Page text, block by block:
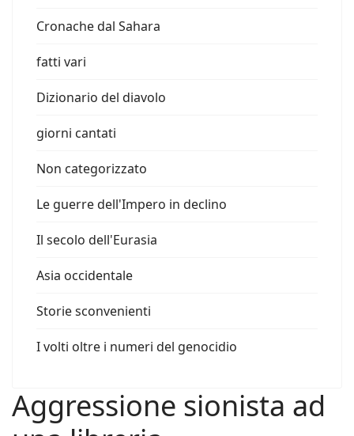
Cronache dal Sahara
fatti vari
Dizionario del diavolo
giorni cantati
Non categorizzato
Le guerre dell'Impero in declino
Il secolo dell'Eurasia
Asia occidentale
Storie sconvenienti
I volti oltre i numeri del genocidio
Aggressione sionista ad